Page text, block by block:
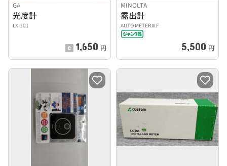
GA
光度計
LX-101
1,650 円
MINOLTA
露出計
AUTO METERⅢF
5,500 円